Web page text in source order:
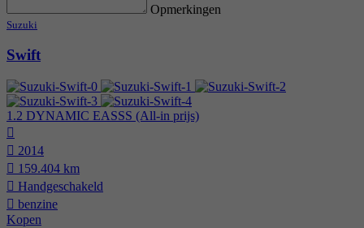
Opmerkingen
Suzuki
Swift
1.2 DYNAMIC EASSS (All-in prijs)
2014
159.404 km
Hand­geschakeld
benzine
Kopen